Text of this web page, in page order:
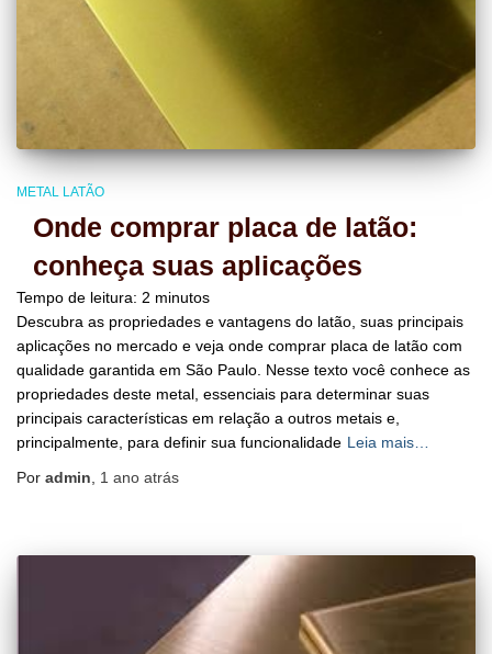
METAL LATÃO
Onde comprar placa de latão:
conheça suas aplicações
Tempo de leitura: 2 minutos
Descubra as propriedades e vantagens do latão, suas principais
aplicações no mercado e veja onde comprar placa de latão com
qualidade garantida em São Paulo. Nesse texto você conhece as
propriedades deste metal, essenciais para determinar suas
principais características em relação a outros metais e,
principalmente, para definir sua funcionalidade Leia mais…
Por admin, 1 ano atrás